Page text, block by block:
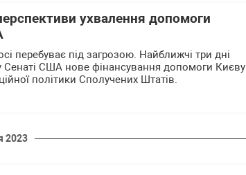
ухвалення допомоги
перебуває під загрозою. Найближчі три дні
Сенаті США нове фінансування допомоги Києву
політики Сполучених Штатів.
2023